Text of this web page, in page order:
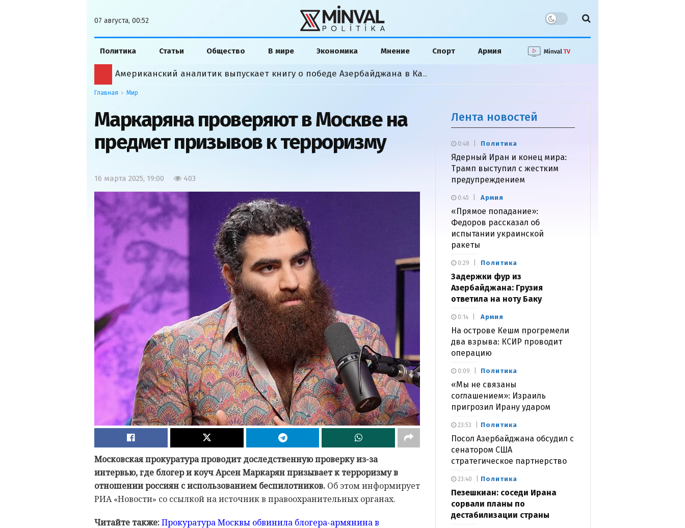
07 августа, 00:52
Политика Статьи Общество В мире Экономика Мнение Спорт Армия
Американский аналитик выпускает книгу о победе Азербайджана в Карабахской войне
Главная Мир
Маркаряна проверяют в Москве на
предмет призывов к терроризму
16 марта 2025, 19:00 403
Московская прокуратура проводит доследственную проверку из-за
интервью, где блогер и коуч Арсен Маркарян призывает к терроризму в
отношении россиян с использованием беспилотников. Об этом информирует
РИА «Новости» со ссылкой на источник в правоохранительных органах.
Читайте также:Прокуратура Москвы обвинила блогера-армянина в
Лента новостей
Политика
Ядерный Иран и конец мира:
Трамп выступил с жестким
предупреждением
0:48
Армия
«Прямое попадание»:
Федоров рассказал об
испытании украинской
ракеты
0:45
Политика
Задержки фур из
Азербайджана: Грузия
ответила на ноту Баку
0:29
Армия
На острове Кешм прогремели
два взрыва: КСИР проводит
операцию
0:14
Политика
«Мы не связаны
соглашением»: Израиль
пригрозил Ирану ударом
0:09
Политика
Посол Азербайджана обсудил с
сенатором США
стратегическое партнерство
23:53
Политика
Пезешкиан: соседи Ирана
сорвали планы по
дестабилизации страны
23:40